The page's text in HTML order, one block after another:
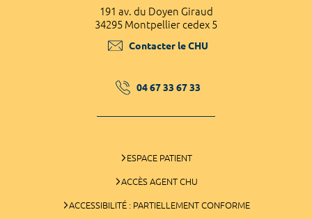
191 av. du Doyen Giraud
34295 Montpellier cedex 5
Contacter le CHU
04 67 33 67 33
ESPACE PATIENT
ACCÈS AGENT CHU
ACCESSIBILITÉ : PARTIELLEMENT CONFORME